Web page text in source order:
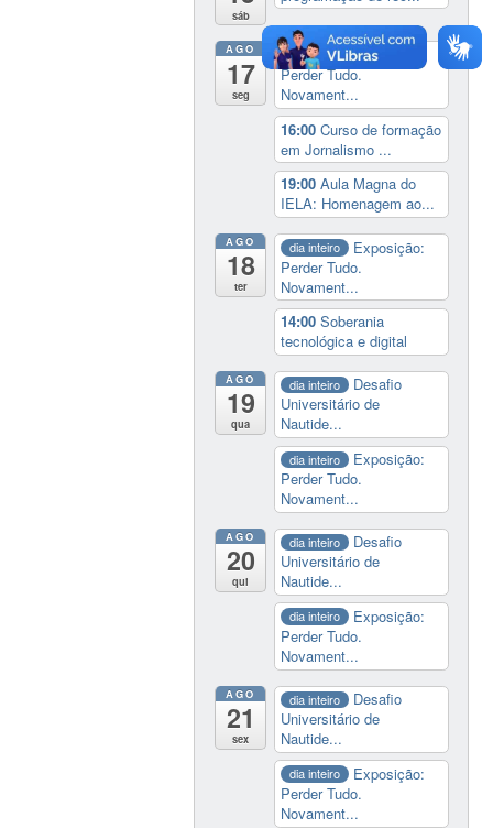
sáb
AGO
17
seg
dia inteiro
Exposição:
Perder Tudo.
Novament...
16:00Curso de formação
em Jornalismo ...
19:00Aula Magna do
IELA: Homenagem ao...
AGO
18
ter
dia inteiro
Exposição:
Perder Tudo.
Novament...
14:00Soberania
tecnológica e digital
AGO
19
qua
dia inteiro
Desafio
Universitário de
Nautide...
dia inteiro
Exposição:
Perder Tudo.
Novament...
AGO
20
qui
dia inteiro
Desafio
Universitário de
Nautide...
dia inteiro
Exposição:
Perder Tudo.
Novament...
AGO
21
sex
dia inteiro
Desafio
Universitário de
Nautide...
dia inteiro
Exposição:
Perder Tudo.
Novament...